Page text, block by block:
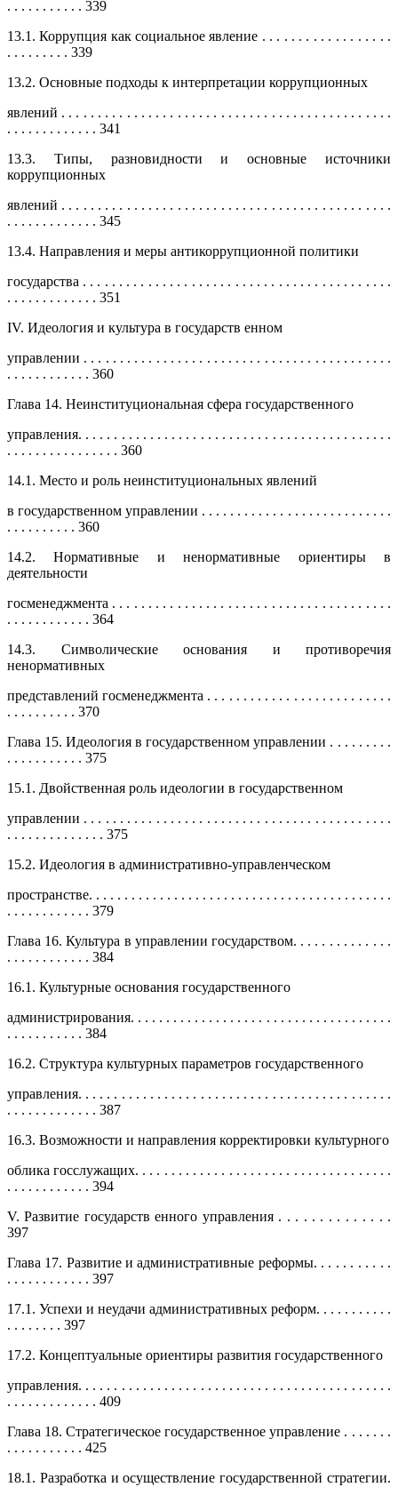
. . . . . . . . . . . 339
13.1. Коррупция как социальное явление . . . . . . . . . . . . . . . . . .
. . . . . . . . . 339
13.2. Основные подходы к интерпретации коррупционных
явлений . . . . . . . . . . . . . . . . . . . . . . . . . . . . . . . . . . . . . . . . . . . . . .
. . . . . . . . . . . . . 341
13.3. Типы, разновидности и основные источники
коррупционных
явлений . . . . . . . . . . . . . . . . . . . . . . . . . . . . . . . . . . . . . . . . . . . . . .
. . . . . . . . . . . . . 345
13.4. Направления и меры антикоррупционной политики
государства . . . . . . . . . . . . . . . . . . . . . . . . . . . . . . . . . . . . . . . . . . .
. . . . . . . . . . . . . 351
IV. Идеология и культура в государств енном
управлении . . . . . . . . . . . . . . . . . . . . . . . . . . . . . . . . . . . . . . . . . . .
. . . . . . . . . . . . 360
Глава 14. Неинституциональная сфера государственного
управления. . . . . . . . . . . . . . . . . . . . . . . . . . . . . . . . . . . . . . . . . . . .
. . . . . . . . . . . . . . . . 360
14.1. Место и роль неинституциональных явлений
в государственном управлении . . . . . . . . . . . . . . . . . . . . . . . . . . .
. . . . . . . . . . 360
14.2. Нормативные и ненормативные ориентиры в
деятельности
госменеджмента . . . . . . . . . . . . . . . . . . . . . . . . . . . . . . . . . . . . . . .
. . . . . . . . . . . . 364
14.3. Символические основания и противоречия
ненормативных
представлений госменеджмента . . . . . . . . . . . . . . . . . . . . . . . . . .
. . . . . . . . . . 370
Глава 15. Идеология в государственном управлении . . . . . . . . .
. . . . . . . . . . . 375
15.1. Двойственная роль идеологии в государственном
управлении . . . . . . . . . . . . . . . . . . . . . . . . . . . . . . . . . . . . . . . . . . .
. . . . . . . . . . . . . . 375
15.2. Идеология в административно-управленческом
пространстве. . . . . . . . . . . . . . . . . . . . . . . . . . . . . . . . . . . . . . . . . . .
. . . . . . . . . . . . 379
Глава 16. Культура в управлении государством. . . . . . . . . . . . . .
. . . . . . . . . . . . 384
16.1. Культурные основания государственного
администрирования. . . . . . . . . . . . . . . . . . . . . . . . . . . . . . . . . . . . .
. . . . . . . . . . . 384
16.2. Структура культурных параметров государственного
управления. . . . . . . . . . . . . . . . . . . . . . . . . . . . . . . . . . . . . . . . . . . .
. . . . . . . . . . . . . 387
16.3. Возможности и направления корректировки культурного
облика госслужащих. . . . . . . . . . . . . . . . . . . . . . . . . . . . . . . . . . . .
. . . . . . . . . . . . 394
V. Развитие государств енного управления . . . . . . . . . . . . . .
397
Глава 17. Развитие и административные реформы. . . . . . . . . . .
. . . . . . . . . . . . 397
17.1. Успехи и неудачи административных реформ. . . . . . . . . . .
. . . . . . . . 397
17.2. Концептуальные ориентиры развития государственного
управления. . . . . . . . . . . . . . . . . . . . . . . . . . . . . . . . . . . . . . . . . . . .
. . . . . . . . . . . . . 409
Глава 18. Стратегическое государственное управление . . . . . . .
. . . . . . . . . . . 425
18.1. Разработка и осуществление государственной стратегии.